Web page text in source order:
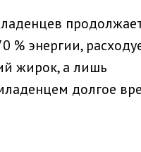
% энергии,
жирок, а лишь
долгое